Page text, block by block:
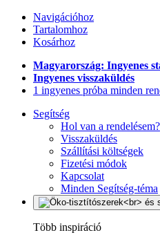
Navigációhoz
Tartalomhoz
Kosárhoz
Magyarország: Ingyenes
Ingyenes visszaküldés
1 ingyenes próba minden
Segítség
Hol van a rendelésem?
Visszaküldés
Szállítási költségek
Fizetési módok
Kapcsolat
Minden Segítség-téma
Több inspiráció